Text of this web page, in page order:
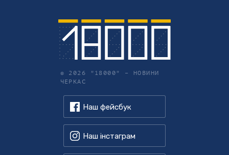
© 2026 "18000" – НОВИНИ
ЧЕРКАС
Наш фейсбук
Наш інстаграм